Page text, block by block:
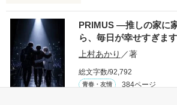
『──が居てくれたから俺たちは·····』
両親から虐待を受け感情を知らない女の子
世界№1の最強。通り名・night
龍牙の元姫
桜城　紗夜(さくらぎ　さや)
×
PRIMUS ―推しの家に
ら、毎日が幸せすぎま
上村あかり ／著
総文字数/92,792
青春・友情 384ページ